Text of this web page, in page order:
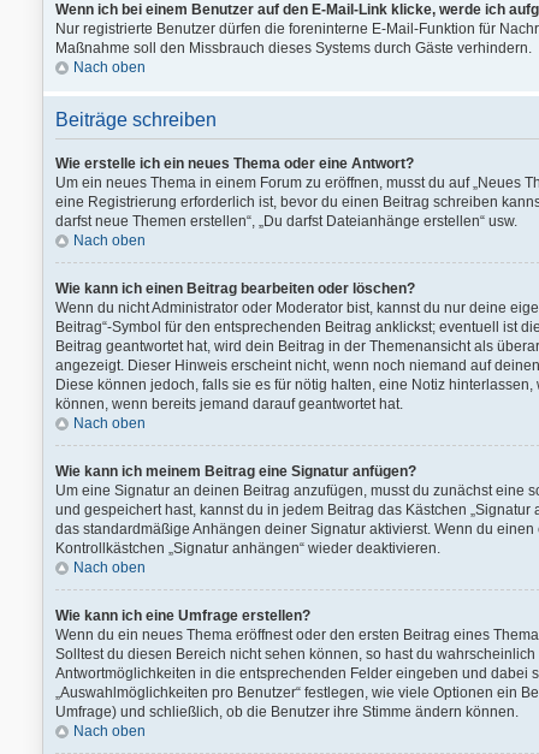
Wenn ich bei einem Benutzer auf den E-Mail-Link klicke, werde ich
Nur registrierte Benutzer dürfen die foreninterne E-Mail-Funktion für
Maßnahme soll den Missbrauch dieses Systems durch Gäste verhindern.
Nach oben
Beiträge schreiben
Wie erstelle ich ein neues Thema oder eine Antwort?
Um ein neues Thema in einem Forum zu eröffnen, musst du auf „Neues
eine Registrierung erforderlich ist, bevor du einen Beitrag schreiben
darfst neue Themen erstellen“, „Du darfst Dateianhänge erstellen“ usw.
Nach oben
Wie kann ich einen Beitrag bearbeiten oder löschen?
Wenn du nicht Administrator oder Moderator bist, kannst du nur deine
Beitrag“-Symbol für den entsprechenden Beitrag anklickst; eventuell ist
Beitrag geantwortet hat, wird dein Beitrag in der Themenansicht als
angezeigt. Dieser Hinweis erscheint nicht, wenn noch niemand auf
Diese können jedoch, falls sie es für nötig halten, eine Notiz
können, wenn bereits jemand darauf geantwortet hat.
Nach oben
Wie kann ich meinem Beitrag eine Signatur anfügen?
Um eine Signatur an deinen Beitrag anzufügen, musst du zunächst
und gespeichert hast, kannst du in jedem Beitrag das Kästchen
das standardmäßige Anhängen deiner Signatur aktivierst. Wenn du
Kontrollkästchen „Signatur anhängen“ wieder deaktivieren.
Nach oben
Wie kann ich eine Umfrage erstellen?
Wenn du ein neues Thema eröffnest oder den ersten Beitrag eines
Solltest du diesen Bereich nicht sehen können, so hast du
Antwortmöglichkeiten in die entsprechenden Felder eingeben und dabei
„Auswahlmöglichkeiten pro Benutzer“ festlegen, wie viele Optionen ein
Umfrage) und schließlich, ob die Benutzer ihre Stimme ändern können.
Nach oben